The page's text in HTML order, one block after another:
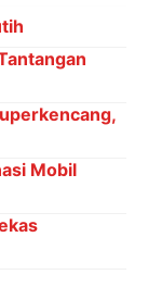
Mobil